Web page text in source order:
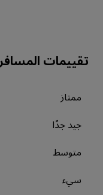
تقييمات المسافر
ممتاز
جيد جدًا
متوسط
سيء